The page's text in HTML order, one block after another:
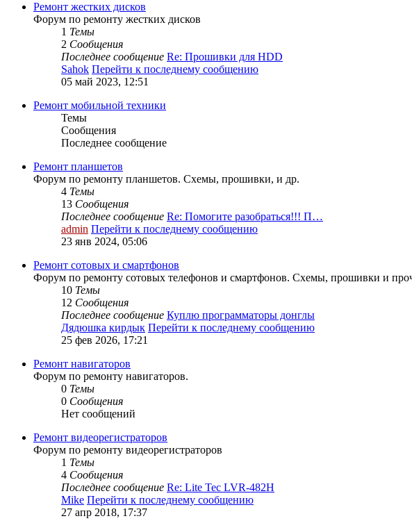
Ремонт жестких дисков
Форум по ремонту жестких дисков
1 Темы
2 Сообщения
Последнее сообщение Re: Прошивки для HDD
Sahok Перейти к последнему сообщению
05 май 2023, 12:51
Ремонт мобильной техники
Темы
Сообщения
Последнее сообщение
Ремонт планшетов
Форум по ремонту планшетов. Схемы, прошивки, и др.
4 Темы
13 Сообщения
Последнее сообщение Re: Помогите разобраться!!! П…
admin Перейти к последнему сообщению
23 янв 2024, 05:06
Ремонт сотовых и смартфонов
Форум по ремонту сотовых телефонов и смартфонов. Схемы, прошивки и
10 Темы
12 Сообщения
Последнее сообщение Куплю программаторы донглы
Дядюшка кирдык Перейти к последнему сообщению
25 фев 2026, 17:21
Ремонт навигаторов
Форум по ремонту навигаторов.
0 Темы
0 Сообщения
Нет сообщений
Ремонт видеорегистраторов
Форум по ремонту видеорегистраторов
1 Темы
4 Сообщения
Последнее сообщение Re: Lite Tec LVR-482H
Mike Перейти к последнему сообщению
27 апр 2018, 17:37